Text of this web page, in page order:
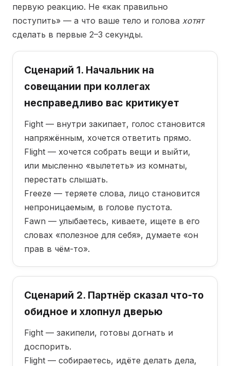
первую реакцию. Не «как правильно
поступить» — а что ваше тело и голова хотят
сделать в первые 2–3 секунды.
Сценарий 1. Начальник на
совещании при коллегах
несправедливо вас критикует
Fight — внутри закипает, голос становится
напряжённым, хочется ответить прямо.
Flight — хочется собрать вещи и выйти,
или мысленно «вылететь» из комнаты,
перестать слышать.
Freeze — теряете слова, лицо становится
непроницаемым, в голове пустота.
Fawn — улыбаетесь, киваете, ищете в его
словах «полезное для себя», думаете «он
прав в чём-то».
Сценарий 2. Партнёр сказал что-то
обидное и хлопнул дверью
Fight — закипели, готовы догнать и
доспорить.
Flight — собираетесь, идёте делать дела,